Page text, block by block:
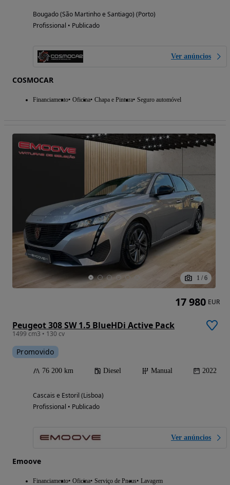
Bougado (São Martinho e Santiago) (Porto)
Profissional • Publicado
Ver anúncios
COSMOCAR
Financiamento Oficina Chapa e Pintura Seguro automóvel
1 / 6
Peugeot 308 SW 1.5 BlueHDi Active Pack
1499 cm3 • 130 cv
Promovido
76 200 km Diesel Manual 2022
Cascais e Estoril (Lisboa)
Profissional • Publicado
Ver anúncios
Emoove
Financiamento Oficina Serviço de Pneus Lavagem
17 980 EUR